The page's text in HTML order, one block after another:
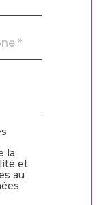
la
et
au